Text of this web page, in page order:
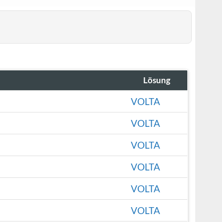
Lösung
VOLTA
VOLTA
VOLTA
VOLTA
VOLTA
VOLTA